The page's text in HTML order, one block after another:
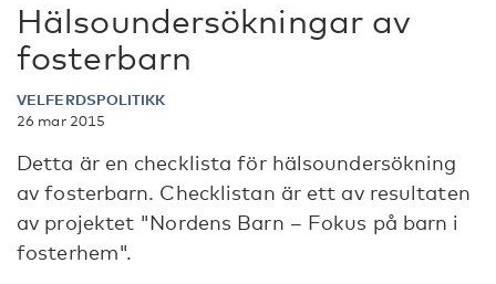
Hälsoundersökningar av
fosterbarn
VELFERDSPOLITIKK
26 mar 2015
Detta är en checklista för hälsoundersökning
av fosterbarn. Checklistan är ett av resultaten
av projektet "Nordens Barn – Fokus på barn i
fosterhem".